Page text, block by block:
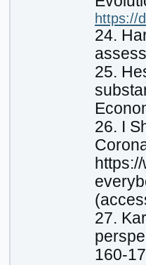
https://
24.
25.
26. I
27.
160-